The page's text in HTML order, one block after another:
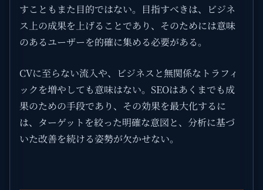
すこともまた目的ではない。目指すべきは、ビジネ
ス上の成果を上げることであり、そのためには意味
のあるユーザーを的確に集める必要がある。
CVに至らない流入や、ビジネスと無関係なトラフィ
ックを増やしても意味はない。SEOはあくまでも成
果のための手段であり、その効果を最大化するに
は、ターゲットを絞った明確な意図と、分析に基づ
いた改善を続ける姿勢が欠かせない。